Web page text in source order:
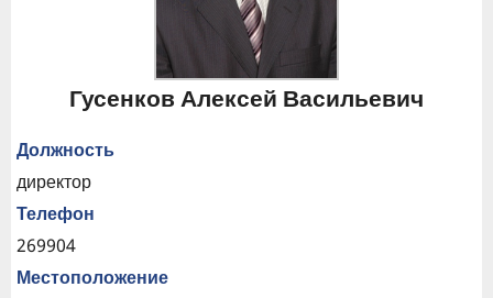
Гусенков Алексей Васильевич
Должность
директор
Телефон
269904
Местоположение